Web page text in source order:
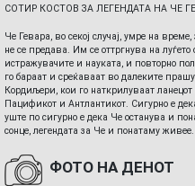
СОТИР КОСТОВ ЗА ЛЕГЕНДАТА НА ЧЕ
Че Гевара, во секој случај, умре на
не се предава. Им се оттргнува на
истражувачите и науката, и повторно
го бараат и среќаваат во далеките
Кордиљери, кои го наткрилуваат
Пацификот и Антлантикот. Сигурно е
уште по сигурно е дека Че останува и
сонце, легендата за Че и понатаму живее.
ФОТО НА ДЕНОТ